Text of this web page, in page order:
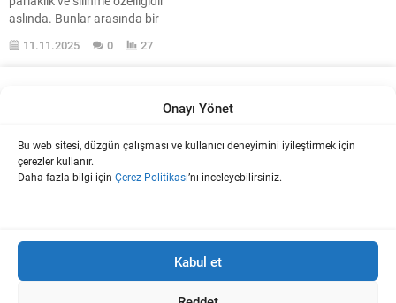
Onayı Yönet
Bu web sitesi, düzgün çalışması ve kullanıcı deneyimini iyileştirmek için
çerezler kullanır.
Daha fazla bilgi için Çerez Politikası’nı inceleyebilirsiniz.
Kabul et
aslında. Bunlar arasında bir
özellik birbirine yakın olsa da bu
11.11.2025 0 27
Boya Ve İç dekorasyon Hakkında Teknik Bilgi Platformu.
www.uzmanboyacilar.com'a aittir. İzinsiz olarak kullanılması 5846
sayılı Fikir ve Sanat Eserleri Yasası'na göre suç sayılmaktadır.
Sitelerde veya herhangi bir şekilde internet ortamında yalnızca içeriğin
bir kısmı alıntılanabilir ve ilgili içeriğe bağlantı verme zorunludur. Yazılı